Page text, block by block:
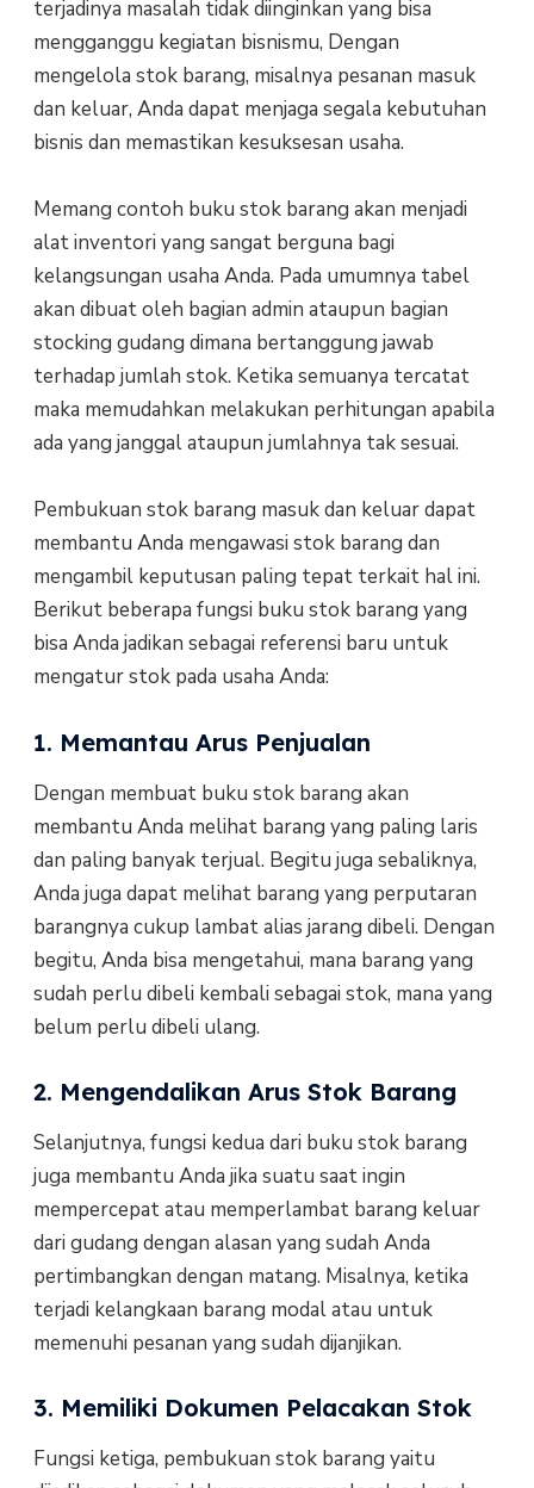
terjadinya masalah tidak diinginkan yang bisa
mengganggu kegiatan bisnismu, Dengan
mengelola stok barang, misalnya pesanan masuk
dan keluar, Anda dapat menjaga segala kebutuhan
bisnis dan memastikan kesuksesan usaha.
Memang contoh buku stok barang akan menjadi
alat inventori yang sangat berguna bagi
kelangsungan usaha Anda. Pada umumnya tabel
akan dibuat oleh bagian admin ataupun bagian
stocking gudang dimana bertanggung jawab
terhadap jumlah stok. Ketika semuanya tercatat
maka memudahkan melakukan perhitungan apabila
ada yang janggal ataupun jumlahnya tak sesuai.
Pembukuan stok barang masuk dan keluar dapat
membantu Anda mengawasi stok barang dan
mengambil keputusan paling tepat terkait hal ini.
Berikut beberapa fungsi buku stok barang yang
bisa Anda jadikan sebagai referensi baru untuk
mengatur stok pada usaha Anda:
1. Memantau Arus Penjualan
Dengan membuat buku stok barang akan
membantu Anda melihat barang yang paling laris
dan paling banyak terjual. Begitu juga sebaliknya,
Anda juga dapat melihat barang yang perputaran
barangnya cukup lambat alias jarang dibeli. Dengan
begitu, Anda bisa mengetahui, mana barang yang
sudah perlu dibeli kembali sebagai stok, mana yang
belum perlu dibeli ulang.
2. Mengendalikan Arus Stok Barang
Selanjutnya, fungsi kedua dari buku stok barang
juga membantu Anda jika suatu saat ingin
mempercepat atau memperlambat barang keluar
dari gudang dengan alasan yang sudah Anda
pertimbangkan dengan matang. Misalnya, ketika
terjadi kelangkaan barang modal atau untuk
memenuhi pesanan yang sudah dijanjikan.
3. Memiliki Dokumen Pelacakan Stok
Fungsi ketiga, pembukuan stok barang yaitu